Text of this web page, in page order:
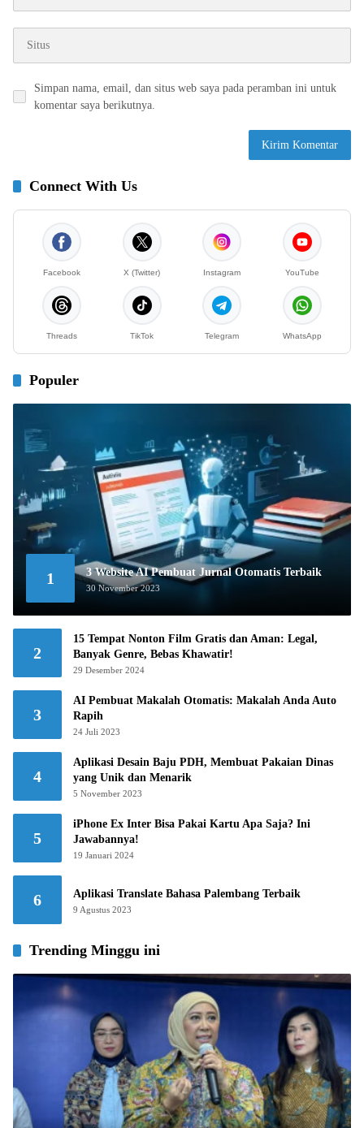
Simpan nama, email, dan situs web saya pada peramban ini untuk
komentar saya berikutnya.
Connect With Us
Facebook X (Twitter) Instagram YouTube
Threads TikTok Telegram WhatsApp
Populer
1 3 Website AI Pembuat Jurnal Otomatis Terbaik
30 November 2023
2
15 Tempat Nonton Film Gratis dan Aman: Legal,
Banyak Genre, Bebas Khawatir!
29 Desember 2024
3
AI Pembuat Makalah Otomatis: Makalah Anda Auto
Rapih
24 Juli 2023
4
Aplikasi Desain Baju PDH, Membuat Pakaian Dinas
yang Unik dan Menarik
5 November 2023
5
iPhone Ex Inter Bisa Pakai Kartu Apa Saja? Ini
Jawabannya!
19 Januari 2024
6 Aplikasi Translate Bahasa Palembang Terbaik
9 Agustus 2023
Trending Minggu ini